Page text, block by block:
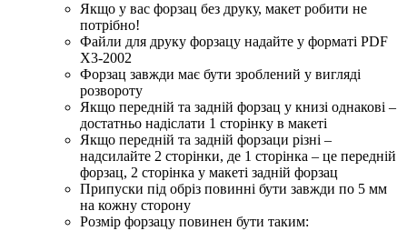
Якщо у вас форзац без друку, макет робити не
потрібно!
Файли для друку форзацу надайте у форматі PDF
X3-2002
Форзац завжди має бути зроблений у вигляді
розвороту
Якщо передній та задній форзац у книзі однакові –
достатньо надіслати 1 сторінку в макеті
Якщо передній та задній форзаци різні –
надсилайте 2 сторінки, де 1 сторінка – це передній
форзац, 2 сторінка у макеті задній форзац
Припуски під обріз повинні бути завжди по 5 мм
на кожну сторону
Розмір форзацу повинен бути таким: